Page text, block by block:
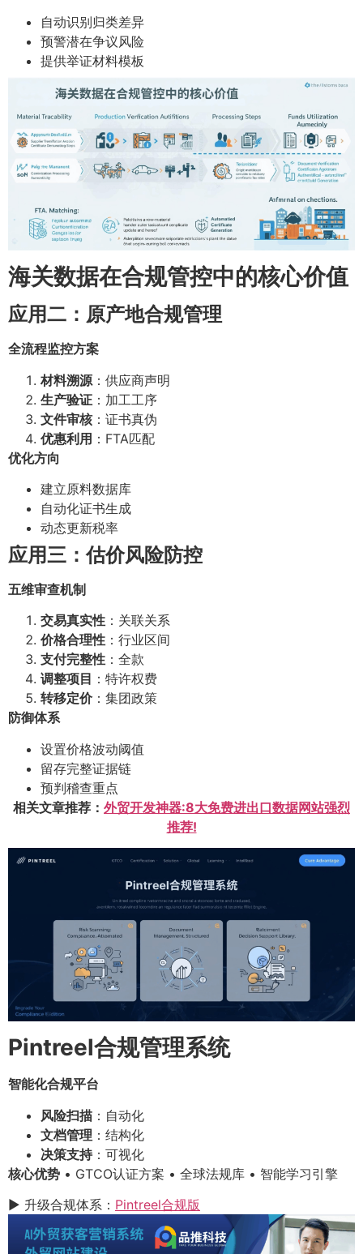
自动识别归类差异
预警潜在争议风险
提供举证材料模板
海关数据在合规管控中的核心价值
应用二：原产地合规管理
全流程监控方案
材料溯源 ：供应商声明
生产验证 ：加工工序
文件审核：证书真伪
优惠利用 ：FTA匹配
优化方向
建立原料数据库
自动化证书生成
动态更新税率
应用三：估价风险防控
五维审查机制
交易真实性 ：关联关系
价格合理性 ：行业区间
支付完整性 ：全款
调整项目 ：特许权费
转移定价：集团政策
防御体系
设置价格波动阈值
留存完整证据链
预判稽查重点
相关文章推荐： 外贸开发神器:8大免费进出口数据网站强烈
推荐!
Pintreel合规管理系统
智能化合规平台
风险扫描 ：自动化
文档管理 ：结构化
决策支持：可视化
核心优势 • GTCO认证方案 • 全球法规库 • 智能学习引擎
▶ 升级合规体系： Pintreel合规版